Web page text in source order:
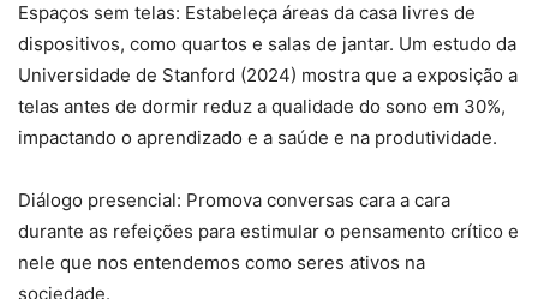
Espaços sem telas: Estabeleça áreas da casa livres de
dispositivos, como quartos e salas de jantar. Um estudo da
Universidade de Stanford (2024) mostra que a exposição a
telas antes de dormir reduz a qualidade do sono em 30%,
impactando o aprendizado e a saúde e na produtividade.
Diálogo presencial: Promova conversas cara a cara
durante as refeições para estimular o pensamento crítico e
nele que nos entendemos como seres ativos na
sociedade.